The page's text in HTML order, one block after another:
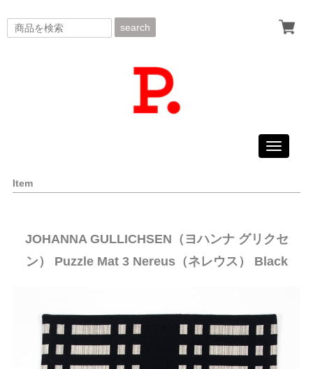
search
Toggle
Item
JOHANNA GULLICHSEN（ヨハンナ グリクセ
ン） Puzzle Mat 3 Nereus（ネレウス） Black